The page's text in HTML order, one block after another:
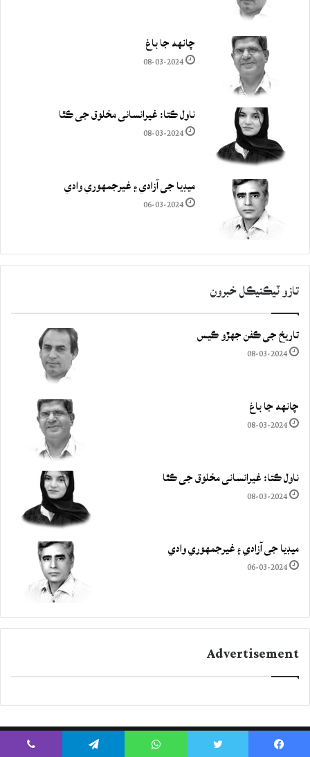
چانهه جا باغ
08-03-2024
ناول ڪتا: غيرانساني مخلوق جي ڪٿا
08-03-2024
ميڊيا جي آزادي ۽ غيرجمھوري وادي
06-03-2024
تازو ٽيڪنيڪل خبرون
تاريخ جي ڪفن جھڙو ڪيس
08-03-2024
چانهه جا باغ
08-03-2024
ناول ڪتا: غيرانساني مخلوق جي ڪٿا
08-03-2024
ميڊيا جي آزادي ۽ غيرجمھوري وادي
06-03-2024
Advertisement